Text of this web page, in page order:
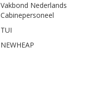
Vakbond Nederlands
Cabinepersoneel
TUI
NEWHEAP